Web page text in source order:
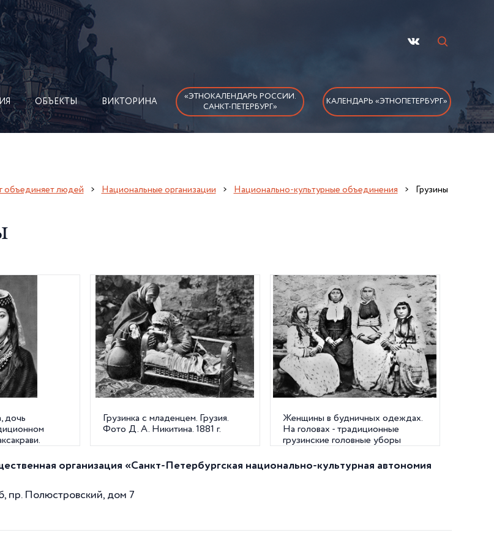
ОБЪЕКТЫ ВИКТОРИНА
«ЭТНОКАЛЕНДАРЬ РОССИИ.
САНКТ-ПЕТЕРБУРГ»
КАЛЕНДАРЬ «ЭТНОПЕТЕРБУРГ»
объединяет людей Национальные организации Национально-культурные объединения Грузины
дочь
Грузинка с младенцем. Грузия.
Фото Д. А. Никитина. 1881 г.
Женщины в будничных одеждах.
На головах - традиционные
грузинские головные уборы
организация «Санкт-Петербургская национально-культурная автономия
пр. Полюстровский, дом 7